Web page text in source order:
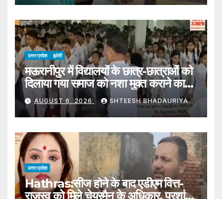
निगरानी
उत्तर प्रदेश झांसी
मऊरानीपुर में विद्यालयों के छात्र-छात्राओं को
दिलाया गया समाज को नशा मुक्त कराने का
संकल्प
AUGUST 6, 2026 SHTEESH BHADAURIYA
उत्तर प्रदेश
Hathras:सीज होने के बाद एडीएम वित्त-
राजस्व को मिले चेयरमैन के अधिकार, प्रशांत